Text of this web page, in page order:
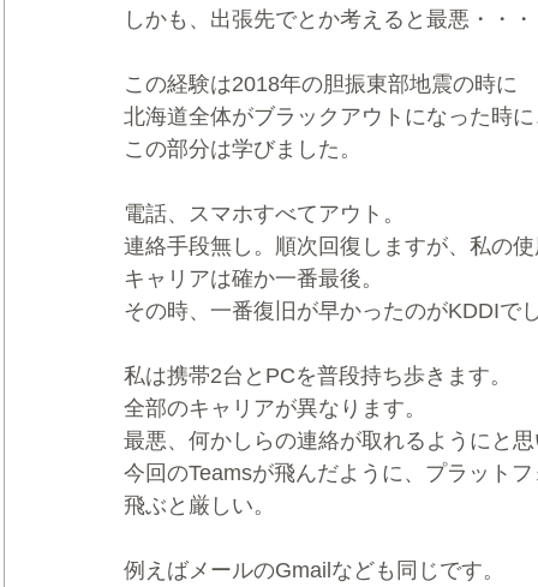
しかも、出張先でとか考えると最悪・・・
この経験は2018年の胆振東部地震の時に
北海道全体がブラックアウトになった時
この部分は学びました。
電話、スマホすべてアウト。
連絡手段無し。順次回復しますが、私の
キャリアは確か一番最後。
その時、一番復旧が早かったのがKDDIで
私は携帯2台とPCを普段持ち歩きます。
全部のキャリアが異なります。
最悪、何かしらの連絡が取れるようにと
今回のTeamsが飛んだように、プラット
飛ぶと厳しい。
例えばメールのGmailなども同じです。